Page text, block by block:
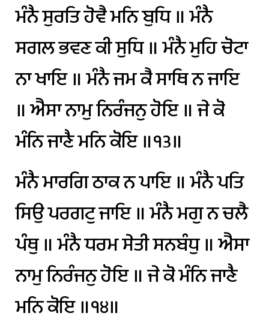
ਮੰਨੈਸੁਰਤਿਹੋਵੈਮਨਿਬੁਧਿ॥ਮੰਨੈ
ਸਗਲਭਵਣਕੀਸੁਧਿ॥ਮੰਨੈਮੁਹਿਚੋਟਾ
ਨਾਖਾਇ॥ਮੰਨੈਜਮਕੈਸਾਥਿਨਜਾਇ
॥ਐਸਾਨਾਮੁਨਿਰੰਜਨੁਹੋਇ॥ਜੇਕੋ
ਮੰਨਿਜਾਣੈਮਨਿਕੋਇ॥੧੩॥
ਮੰਨੈਮਾਰਗਿਠਾਕਨਪਾਇ॥ਮੰਨੈਪਤਿ
ਸਿਉਪਰਗਟੁਜਾਇ॥ਮੰਨੈਮਗੁਨਚਲੈ
ਪੰਥੁ॥ਮੰਨੈਧਰਮਸੇਤੀਸਨਬੰਧੁ॥ਐਸਾ
ਨਾਮੁਨਿਰੰਜਨੁਹੋਇ॥ਜੇਕੋਮੰਨਿਜਾਣੈ
ਮਨਿਕੋਇ॥੧੪॥